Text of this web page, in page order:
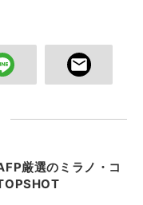
厳選のミラノ・コ